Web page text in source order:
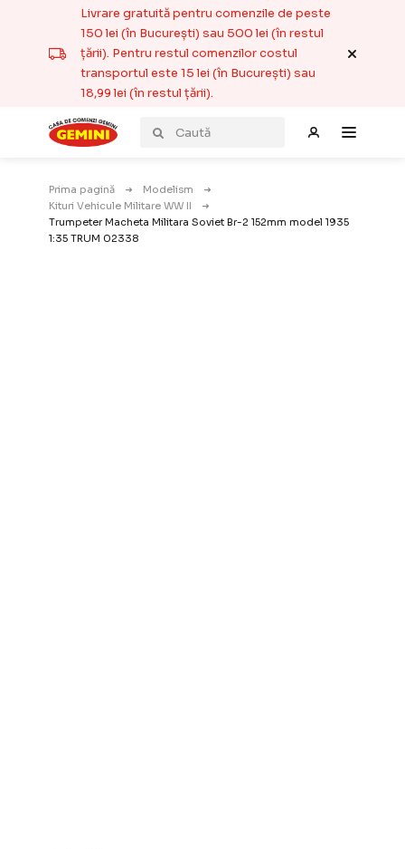
Livrare gratuită pentru comenzile de peste
150 lei (în București) sau 500 lei (în restul
țării). Pentru restul comenzilor costul
transportul este 15 lei (în București) sau
18,99 lei (în restul țării).
Prima pagină
Modelism
Kituri Vehicule Militare WW II
Trumpeter Macheta Militara Soviet Br-2 152mm model 1935
1:35 TRUM 02338